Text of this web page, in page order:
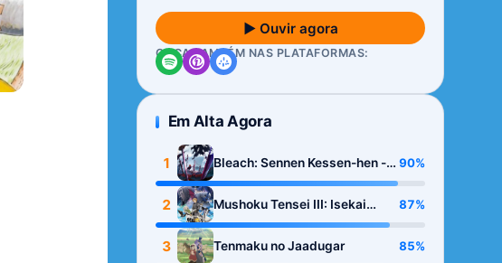
▶ Ouvir agora
OUÇA TAMBÉM NAS PLATAFORMAS:
Em Alta Agora
1
Bleach: Sennen Kessen-hen -
Kashin-tan
90%
2
Mushoku Tensei III: Isekai
Ittara Honki Dasu
87%
3 Tenmaku no Jaadugar 85%